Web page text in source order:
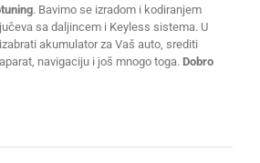
. Bavimo se izradom i kodiranjem
sa daljincem i Keyless sistema. U
akumulator za Vaš auto, srediti
navigaciju i još mnogo toga. Dobro